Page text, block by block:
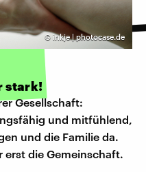
© inkje | photocase.de
stark!
Gesellschaft:
und mitfühlend,
und die Familie da.
erst die Gemeinschaft.